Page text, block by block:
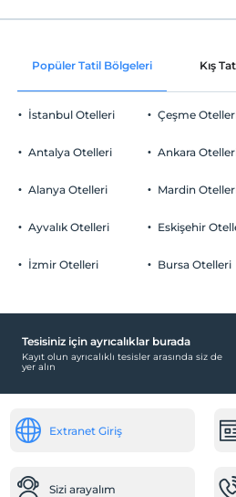
Ortak alanlar ve
Check/in
Check/out
En geç saat 10:00 ve öncesi
Evcil Hayvan
2 yaşına kadar olan bebekler
Popüler Tatil Bölgeleri Kış
İstanbul Otelleri
Antalya Otelleri
Alanya Otelleri
Ayvalık Otelleri
İzmir Otelleri
Çeşme
Ankara
Mardin
Eskişehir
Bursa Otelleri
Tesisiniz için ayrıcalıklar burada
Kayıt olun ayrıcalıklı tesisler arasında siz de
yer alın
Extranet Giriş
Sizi arayalım